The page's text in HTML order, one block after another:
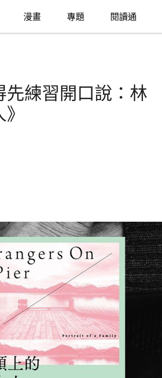
漫畫 專題 閱讀通
練習開口說：林